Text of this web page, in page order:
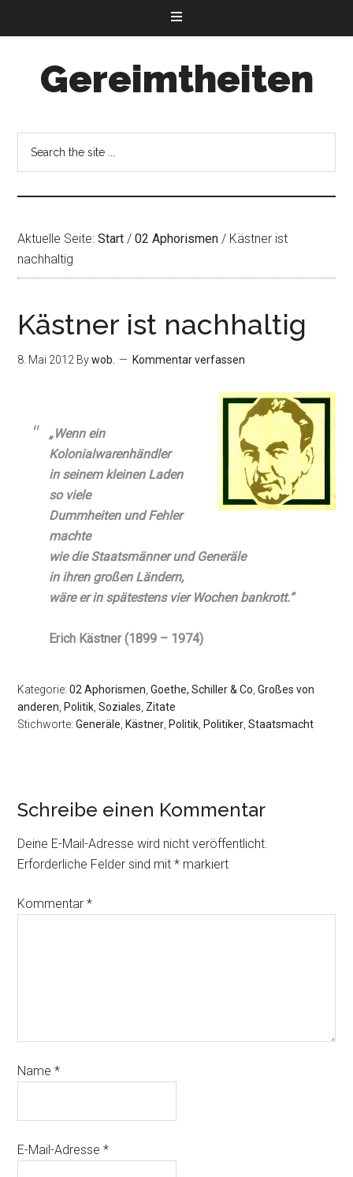
Gereimtheiten
Aktuelle Seite:Start / 02 Aphorismen / Kästner ist
nachhaltig
Kästner ist nachhaltig
8. Mai 2012 Bywob. Kommentar verfassen
„Wenn ein
Kolonialwarenhändler
in seinem kleinen Laden
so viele
Dummheiten und Fehler
machte
wie die Staatsmänner und Generäle
in ihren großen Ländern,
wäre er in spätestens vier Wochen bankrott.“
Erich Kästner (1899 – 1974)
Kategorie:02 Aphorismen ,Goethe, Schiller & Co ,Großes von
anderen Politik ,Soziales Zitate
Stichworte:Generäle Kästner Politik Politiker ,Staatsmacht
Schreibe einen Kommentar
Deine E-Mail-Adresse wird nicht veröffentlicht.
Erforderliche Felder sind mit* markiert
Kommentar*
Name*
E-Mail-Adresse*